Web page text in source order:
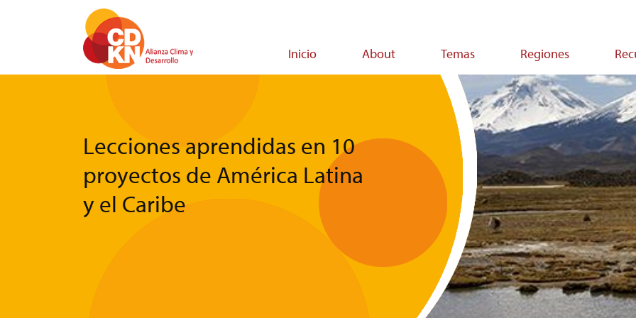
Inicio About Temas Regiones
Lecciones aprendidas en 10
proyectos de América Latina
y el Caribe